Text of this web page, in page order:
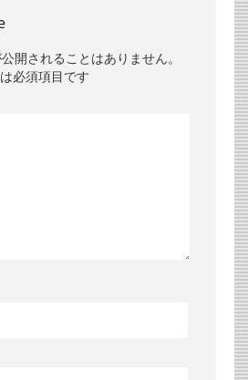
開されることはありません。
必須項目です